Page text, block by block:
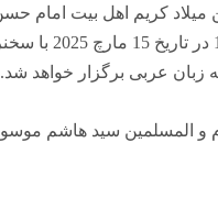
کریم اهل بیت امام
ساعت
به زبان عربی برگزار خواهد
و المسلمین سید هاشم